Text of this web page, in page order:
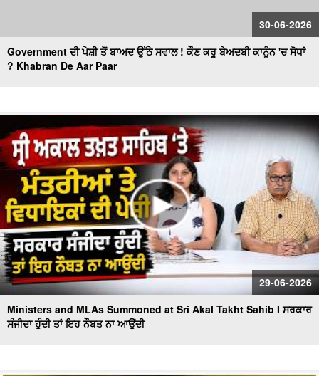
30-06-2026
Government ਦੀ ਪੇਸ਼ੀ ਤੋਂ ਬਾਅਦ ਉੱਠੇ ਸਵਾਲ ! ਕੌਣ ਕਰੂ ਬੇਅਦਬੀ ਕਾਨੂੰਨ 'ਚ ਸੋਧਾਂ
? Khabran De Aar Paar
29-06-2026
Ministers and MLAs Summoned at Sri Akal Takht Sahib I ਸਰਕਾਰ
ਸੰਜੀਦਾ ਹੁੰਦੀ ਤਾਂ ਇਹ ਨੌਬਤ ਨਾ ਆਉਂਦੀ